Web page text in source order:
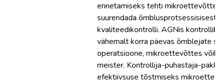
ennetamiseks tehti
suurendada õmblusprotsessisisest
kvaliteedikontrolli. AGNis
vähemalt korra päevas õmblejate
operatsioone, mikroettevõttes
meister. Kontrollija-puhastaja-
efektiivsuse tõstmiseks